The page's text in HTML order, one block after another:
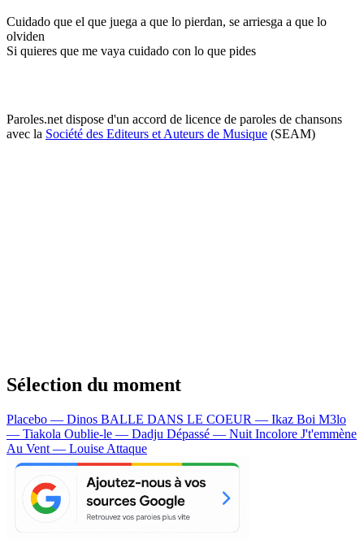
Cuidado que el que juega a que lo pierdan, se arriesga a que lo
olviden
Si quieres que me vaya cuidado con lo que pides
Paroles.net dispose d'un accord de licence de paroles de chansons
avec la Société des Editeurs et Auteurs de Musique (SEAM)
Sélection du moment
Placebo — Dinos BALLE DANS LE COEUR — Ikaz Boi M3lo
— Tiakola Oublie-le — Dadju Dépassé — Nuit Incolore J't'emmène
Au Vent — Louise Attaque